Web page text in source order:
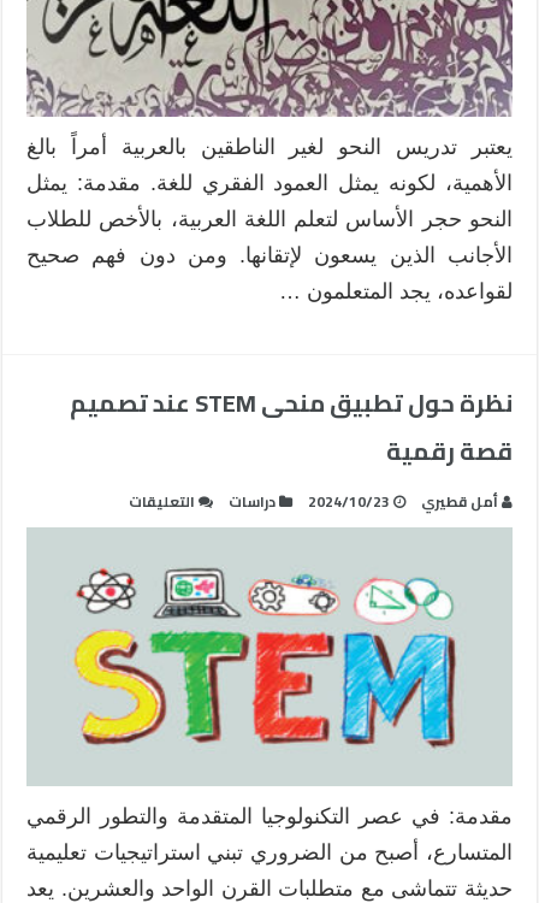
يعتبر تدريس النحو لغير الناطقين بالعربية أمراً بالغ
الأهمية، لكونه يمثل العمود الفقري للغة. مقدمة: يمثل
النحو حجر الأساس لتعلم اللغة العربية، بالأخص للطلاب
الأجانب الذين يسعون لإتقانها. ومن دون فهم صحيح
لقواعده، يجد المتعلمون …
نظرة حول تطبيق منحى STEM عند تصميم
قصة رقمية
أمل قطيري 2024/10/23 دراسات التعليقات
نظرة
تطبيق
منحى
STEM
عند
تصميم
قصة
رقمية
مقدمة: في عصر التكنولوجيا المتقدمة والتطور الرقمي
المتسارع، أصبح من الضروري تبني استراتيجيات تعليمية
حديثة تتماشى مع متطلبات القرن الواحد والعشرين. يعد